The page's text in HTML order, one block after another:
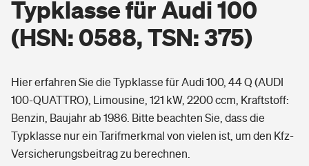
Berufsunfähigkeitsversicherung
Erwerbsunfähigkeitsversicherung
Grundfähigkeitsversicherung
Arbeitsrechtsschutz
Berufshaftpflichtversicherung
Wohnen
Elementarversicherung
Freizeit
Pri­vate Haft­pflicht­
Gesundheit
Typklasse für Audi 100
(HSN: 0588, TSN: 375)
Hier erfahren Sie die Typklasse für Audi 100, 44 Q (AUDI
100-QUATTRO), Limousine, 121 kW, 2200 ccm, Kraftstoff:
Benzin, Baujahr ab 1986. Bitte beachten Sie, dass die
Typklasse nur ein Tarifmerkmal von vielen ist, um den Kfz-
Versicherungsbeitrag zu berechnen.